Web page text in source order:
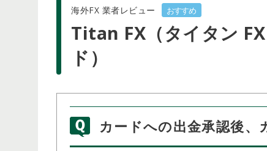
海外FX 業者レビュー おすすめ
Titan FX（タイタン
ド）
カードへの出金承認後、